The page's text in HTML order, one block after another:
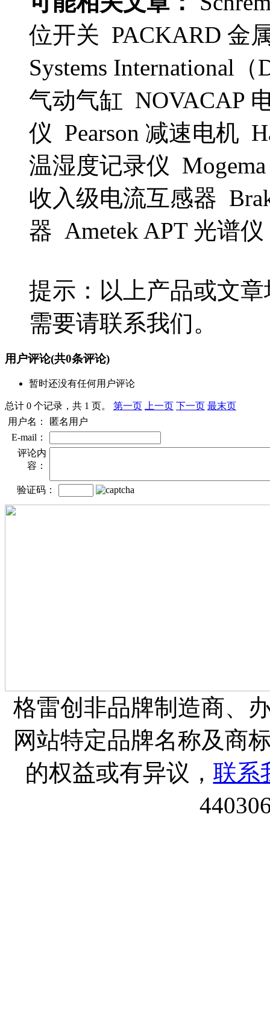
位开关 PACKARD 金
Systems International
气动气缸 NOVACAP
仪 Pearson 减速电机
温湿度记录仪
收入级电流互感器
器 Ametek APT 光谱
提示：以上产品或文
需要请联系我们。
用户评论(共0条评论)
暂时还没有任何用户评论
总计 0 个记录，共 1 页。 第一页 上一页 下一页 最末页
用户名：
匿名用户
E-mail：
评论内
容：
验证码：
格雷创非品牌制造商、
网站特定品牌名称及商
的权益或有异议， 联系